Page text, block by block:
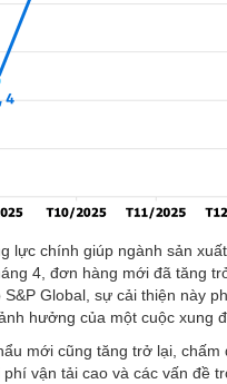
lực chính giúp ngành sản
4, đơn hàng mới đã tăng
Global, sự cải thiện này
hưởng của một cuộc xung
mới cũng tăng trở lại,
vận tải cao và các vấn đề